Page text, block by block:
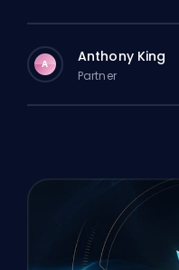
A Anthony King
Partner